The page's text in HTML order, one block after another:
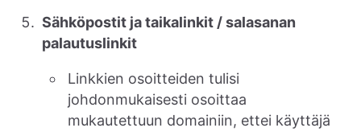
Sähköpostit ja taikalinkit / salasanan
palautuslinkit
Linkkien osoitteiden tulisi
johdonmukaisesti osoittaa
mukautettuun domainiin, ettei käyttäjä